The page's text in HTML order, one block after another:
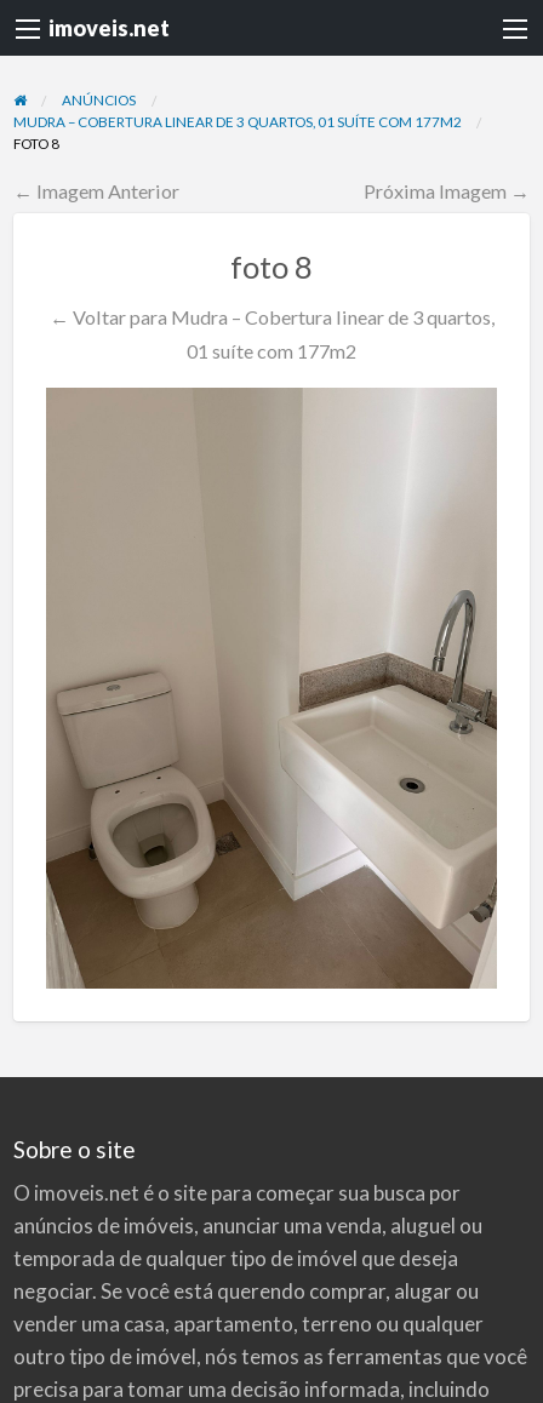
imoveis.net
ANÚNCIOS
MUDRA – COBERTURA LINEAR DE 3 QUARTOS, 01 SUÍTE COM 177M2
FOTO 8
← Imagem Anterior Próxima Imagem →
foto 8
← Voltar para Mudra – Cobertura linear de 3 quartos,
01 suíte com 177m2
Sobre o site
O imoveis.net é o site para começar sua busca por
anúncios de imóveis, anunciar uma venda, aluguel ou
temporada de qualquer tipo de imóvel que deseja
negociar. Se você está querendo comprar, alugar ou
vender uma casa, apartamento, terreno ou qualquer
outro tipo de imóvel, nós temos as ferramentas que você
precisa para tomar uma decisão informada, incluindo